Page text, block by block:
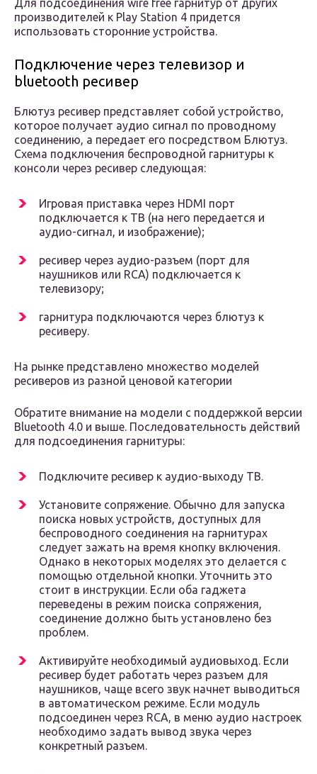
Для подсоединения wire free гарнитур от других
производителей к Play Station 4 придется
использовать сторонние устройства.
Подключение через телевизор и
bluetooth ресивер
Блютуз ресивер представляет собой устройство,
которое получает аудио сигнал по проводному
соединению, а передает его посредством Блютуз.
Схема подключения беспроводной гарнитуры к
консоли через ресивер следующая:
Игровая приставка через HDMI порт
подключается к ТВ (на него передается и
аудио-сигнал, и изображение);
ресивер через аудио-разъем (порт для
наушников или RCA) подключается к
телевизору;
гарнитура подключаются через блютуз к
ресиверу.
На рынке представлено множество моделей
ресиверов из разной ценовой категории
Обратите внимание на модели с поддержкой версии
Bluetooth 4.0 и выше. Последовательность действий
для подсоединения гарнитуры:
Подключите ресивер к аудио-выходу ТВ.
Установите сопряжение. Обычно для запуска
поиска новых устройств, доступных для
беспроводного соединения на гарнитурах
следует зажать на время кнопку включения.
Однако в некоторых моделях это делается с
помощью отдельной кнопки. Уточнить это
стоит в инструкции. Если оба гаджета
переведены в режим поиска сопряжения,
соединение должно быть установлено без
проблем.
Активируйте необходимый аудиовыход. Если
ресивер будет работать через разъем для
наушников, чаще всего звук начнет выводиться
в автоматическом режиме. Если модуль
подсоединен через RCA, в меню аудио настроек
необходимо задать вывод звука через
конкретный разъем.